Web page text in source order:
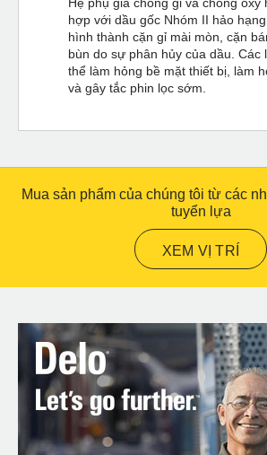
hợp với dầu gốc Nhóm II hảo
hình thành cặn gỉ mài mòn, cặn
bùn do sự phân hủy của dầu. Các
thể làm hỏng bề mặt thiết bị, làm
và gây tắc phin lọc sớm.
Mua sản phẩm của chúng tôi từ các
tuyển lựa
XEM VỊ TRÍ